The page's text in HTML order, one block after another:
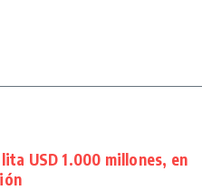
USD 1.000 millones, en